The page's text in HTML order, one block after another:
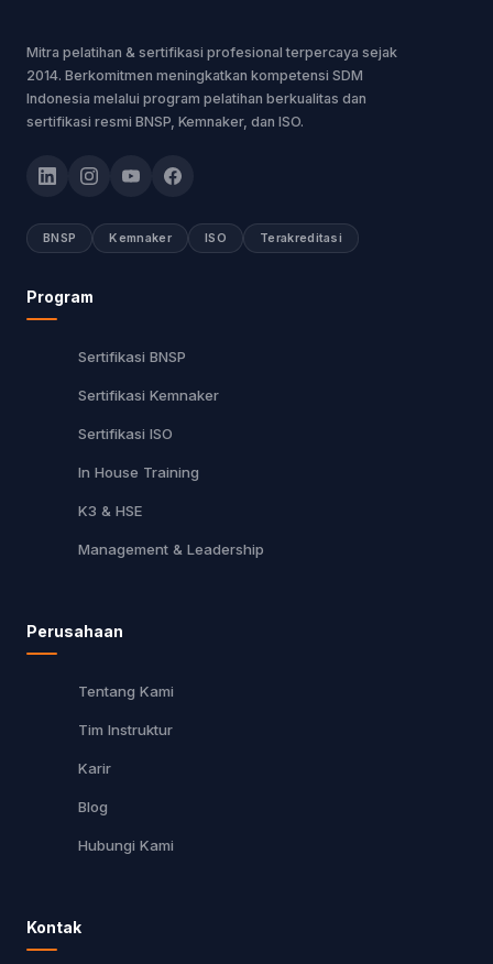
Mitra pelatihan & sertifikasi profesional terpercaya sejak
2014. Berkomitmen meningkatkan kompetensi SDM
Indonesia melalui program pelatihan berkualitas dan
sertifikasi resmi BNSP, Kemnaker, dan ISO.
BNSP Kemnaker ISO Terakreditasi
Program
Sertifikasi BNSP
Sertifikasi Kemnaker
Sertifikasi ISO
In House Training
K3 & HSE
Management & Leadership
Perusahaan
Tentang Kami
Tim Instruktur
Karir
Blog
Hubungi Kami
Kontak